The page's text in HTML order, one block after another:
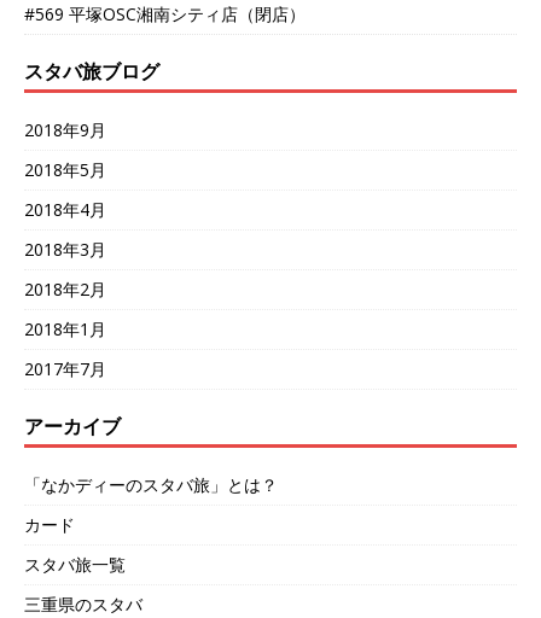
#569 平塚OSC湘南シティ店（閉店）
スタバ旅ブログ
2018年9月
2018年5月
2018年4月
2018年3月
2018年2月
2018年1月
2017年7月
アーカイブ
「なかディーのスタバ旅」とは？
カード
スタバ旅一覧
三重県のスタバ